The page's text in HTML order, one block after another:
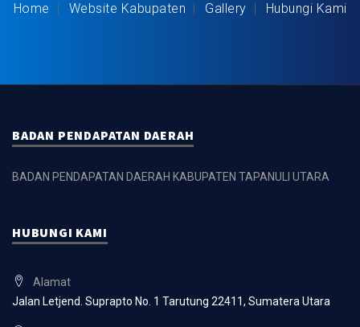
Home Website Kabupaten Gallery Hubungi Kami
BADAN PENDAPATAN DAERAH
BADAN PENDAPATAN DAERAH KABUPATEN TAPANULI UTARA
HUBUNGI KAMI
Alamat
Jalan Letjend. Suprapto No. 1 Tarutung 22411, Sumatera Utara